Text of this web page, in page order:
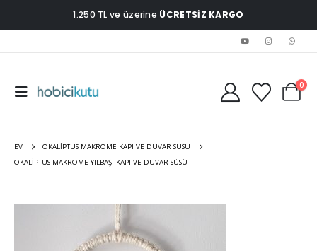
1.250 TL ve üzerine ÜCRETSİZ KARGO
0
EV
OKALIPTUS MAKROME KAPI VE DUVAR SÜSÜ
OKALIPTUS MAKROME YILBAŞI KAPI VE DUVAR SÜSÜ